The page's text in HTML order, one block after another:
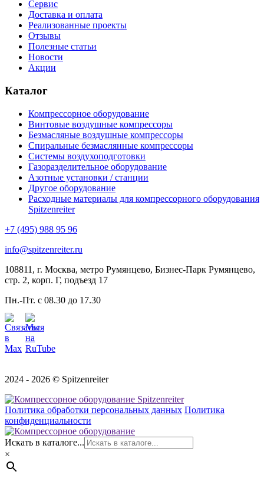
Сервис
Доставка и оплата
Реализованные проекты
Отзывы
Полезные статьи
Новости
Акции
Каталог
Компрессорное оборудование
Винтовые воздушные компрессоры
Безмасляные воздушные компрессоры
Спиральные безмаслянные компрессоры
Системы воздухоподготовки
Газоразделительное оборудование
Азотные установки / станции
Другое оборудование
Расходные материалы для компрессорного оборудования
Spitzenreiter
+7 (495) 988 95 96
info@spitzenreiter.ru
108811, г. Москва, метро Румянцево, Бизнес-Парк Румянцево,
стр. 2, корп. Г, подъезд 17
Пн.-Пт. с 08.30 до 17.30
2024 - 2026 © Spitzenreiter
Политика обработки персональных данных Политика
конфиденциальности
Искать в каталоге...
×